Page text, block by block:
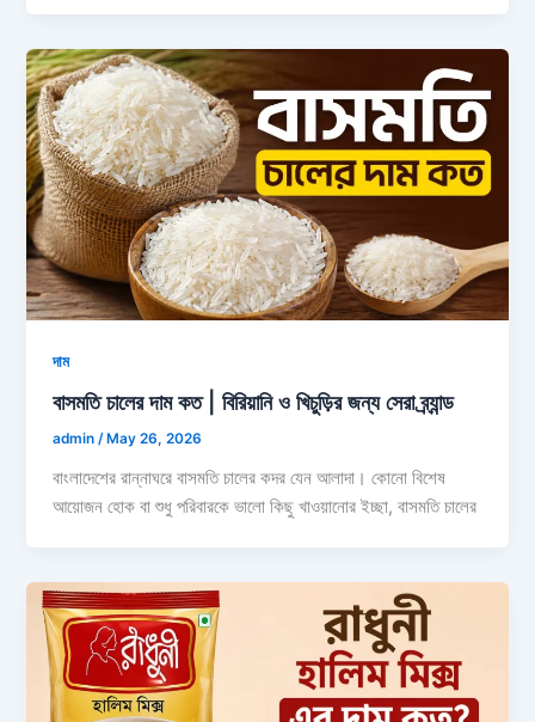
দাম
বাসমতি চালের দাম কত | বিরিয়ানি ও খিচুড়ির জন্য সেরা ব্র্যান্ড
admin/ May 26, 2026
বাংলাদেশের রান্নাঘরে বাসমতি চালের কদর যেন আলাদা। কোনো বিশেষ
আয়োজন হোক বা শুধু পরিবারকে ভালো কিছু খাওয়ানোর ইচ্ছা, বাসমতি চালের